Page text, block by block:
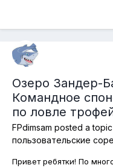
Озеро Зандер-
Командное
по ловле
FPdimsam posted a topic
пользовательские
Привет ребятки! По